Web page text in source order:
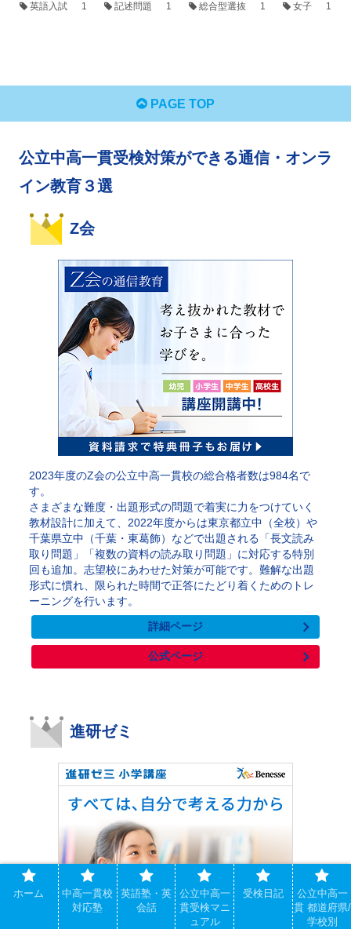
英語入試 1 記述問題 1 総合型選抜 1 女子 1
PAGE TOP
公立中高一貫受検対策ができる通信・オンラ
イン教育３選
Z会
2023年度のZ会の公立中高一貫校の総合格者数は984名で
す。
さまざまな難度・出題形式の問題で着実に力をつけていく
教材設計に加えて、2022年度からは東京都立中（全校）や
千葉県立中（千葉・東葛飾）などで出題される「長文読み
取り問題」「複数の資料の読み取り問題」に対応する特別
回も追加。志望校にあわせた対策が可能です。難解な出題
形式に慣れ、限られた時間で正答にたどり着くためのトレ
ーニングを行います。
詳細ページ
公式ページ
進研ゼミ
ホーム
中高一貫校
対応塾
英語塾・英
会話
公立中高一
貫受検マニ
ュアル
受検日記
公立中高一
貫 都道府県/
学校別